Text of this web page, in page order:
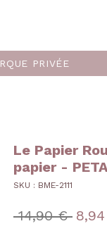
PRIVÉE
Le Papier
papier -
SKU : BME-2111
14,90 € Prix